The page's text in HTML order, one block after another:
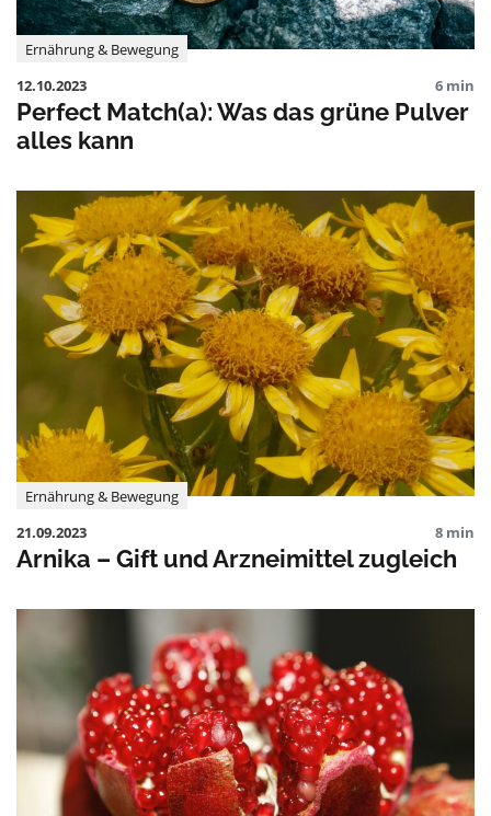
Ernährung & Bewegung
12.10.2023
6 min
Perfect Match(a): Was das grüne Pulver
alles kann
Ernährung & Bewegung
21.09.2023
8 min
Arnika – Gift und Arzneimittel zugleich